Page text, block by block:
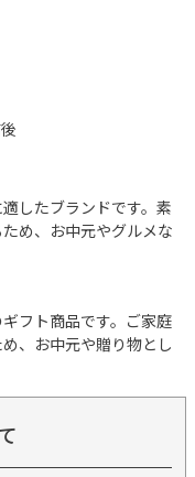
したブランドです。素
め、お中元やグルメな
フト商品です。ご家庭
、お中元や贈り物とし